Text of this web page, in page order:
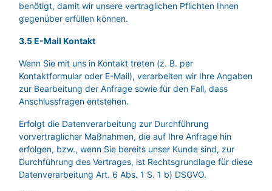
benötigt, damit wir unsere vertraglichen Pflichten Ihnen
gegenüber erfüllen können.
3.5 E-Mail Kontakt
Wenn Sie mit uns in Kontakt treten (z. B. per
Kontaktformular oder E-Mail), verarbeiten wir Ihre Angaben
zur Bearbeitung der Anfrage sowie für den Fall, dass
Anschlussfragen entstehen.
Erfolgt die Datenverarbeitung zur Durchführung
vorvertraglicher Maßnahmen, die auf Ihre Anfrage hin
erfolgen, bzw., wenn Sie bereits unser Kunde sind, zur
Durchführung des Vertrages, ist Rechtsgrundlage für diese
Datenverarbeitung Art. 6 Abs. 1 S. 1 b) DSGVO.